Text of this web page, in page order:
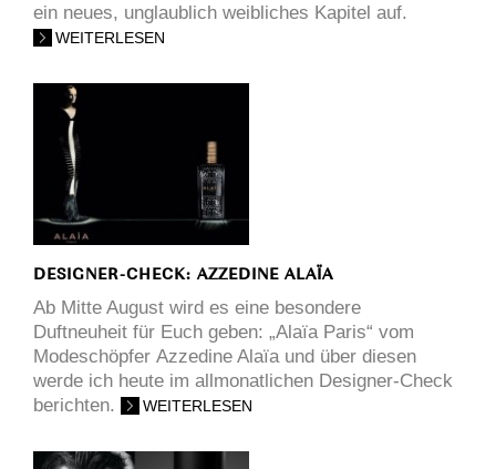
ein neues, unglaublich weibliches Kapitel auf.
WEITERLESEN
DESIGNER-CHECK: AZZEDINE ALAÏA
Ab Mitte August wird es eine besondere
Duftneuheit für Euch geben: „Alaïa Paris“ vom
Modeschöpfer Azzedine Alaïa und über diesen
werde ich heute im allmonatlichen Designer-Check
berichten.
WEITERLESEN